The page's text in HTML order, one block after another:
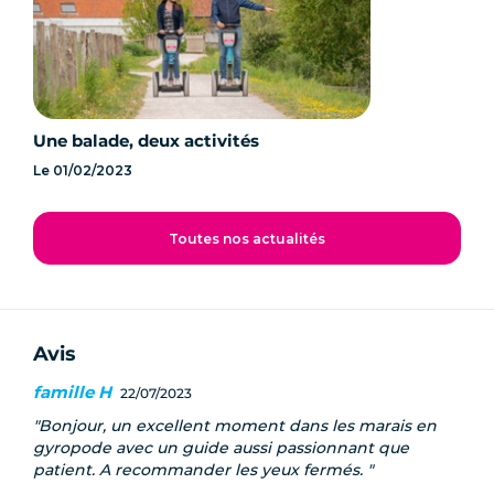
Une balade, deux activités
Le 01/02/2023
Toutes nos actualités
Avis
famille H 22/07/2023
Bonjour, un excellent moment dans les marais en
gyropode avec un guide aussi passionnant que
patient. A recommander les yeux fermés.